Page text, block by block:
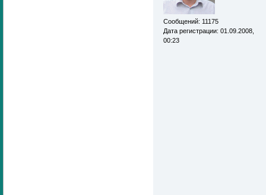
Сообщений: 11175
Дата регистрации: 01.09.2008,
00:23